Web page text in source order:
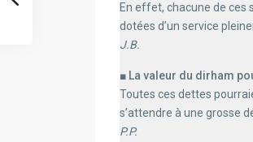
En effet, chacune de ces
dotées d’un service
J.B.
■ La valeur du dirham
Toutes ces dettes
s’attendre à une grosse
P.P.